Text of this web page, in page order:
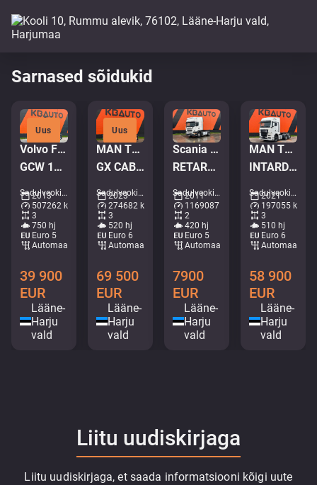
Sarnased sõidukid
Uus
Volvo FH16 750 6x4
GCW 100 TON / RETARDER / GLOBE XL / BIG AXEL / ADR
Sadulveokid • M550-7967
2013
507262 km
3
750 hj
Euro 5
Automaat
39 900
EUR
Lääne-
Harju
vald
Uus
MAN TGX 28.520 6x2
GX CAB / INTARDER / DOUBLE BOGIE
Sadulveokid • M523-8199
2023
274682 km
3
520 hj
Euro 6
Automaat
69 500
EUR
Lääne-
Harju
vald
Scania R 420 4x2
RETARDER
Sadulveokid • M863-6080
2011
1169087 km
2
420 hj
Euro 5
Automaat
7900
EUR
Lääne-
Harju
vald
MAN TGX 28.510 6x2
INTARDER / DOUBLE BOGIE
Sadulveokid • M779-1088
2021
197055 km
3
510 hj
Euro 6
Automaat
58 900
EUR
Lääne-
Harju
vald
Liitu uudiskirjaga
Liitu uudiskirjaga, et saada informatsiooni kõigi uute